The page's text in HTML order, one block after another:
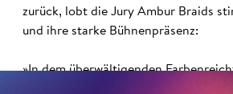
zurück, lobt die Jury Ambur Braids
und ihre starke Bühnenpräsenz:
»In dem überwältigenden